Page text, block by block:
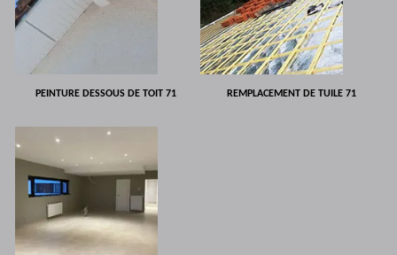
PEINTURE DESSOUS DE TOIT 71 REMPLACEMENT DE TUILE 71